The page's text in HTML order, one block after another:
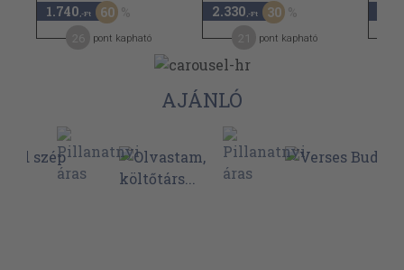
1.740 ,-Ft 60
pont kapható
2.330 ,-Ft 30
pont kapható
AJÁNLÓ